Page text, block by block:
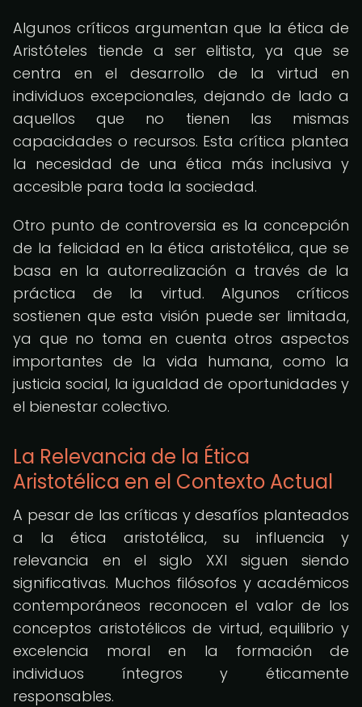
Algunos críticos argumentan que la ética de
Aristóteles tiende a ser elitista, ya que se
centra en el desarrollo de la virtud en
individuos excepcionales, dejando de lado a
aquellos que no tienen las mismas
capacidades o recursos. Esta crítica plantea
la necesidad de una ética más inclusiva y
accesible para toda la sociedad.
Otro punto de controversia es la concepción
de la felicidad en la ética aristotélica, que se
basa en la autorrealización a través de la
práctica de la virtud. Algunos críticos
sostienen que esta visión puede ser limitada,
ya que no toma en cuenta otros aspectos
importantes de la vida humana, como la
justicia social, la igualdad de oportunidades y
el bienestar colectivo.
La Relevancia de la Ética
Aristotélica en el Contexto Actual
A pesar de las críticas y desafíos planteados
a la ética aristotélica, su influencia y
relevancia en el siglo XXI siguen siendo
significativas. Muchos filósofos y académicos
contemporáneos reconocen el valor de los
conceptos aristotélicos de virtud, equilibrio y
excelencia moral en la formación de
individuos íntegros y éticamente
responsables.